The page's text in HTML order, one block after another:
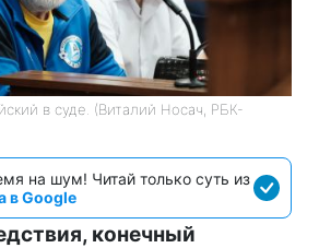
в суде. (Виталий Носач, РБК-
на шум! Читай только суть из
в Google
конечный